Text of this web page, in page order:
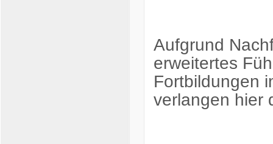
Aufgrund
erweitertes
Fortbildungen
verlangen hier